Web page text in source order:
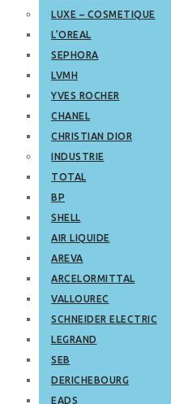
LUXE – COSMETIQUE
L’OREAL
SEPHORA
LVMH
YVES ROCHER
CHANEL
CHRISTIAN DIOR
INDUSTRIE
TOTAL
BP
SHELL
AIR LIQUIDE
AREVA
ARCELORMITTAL
VALLOUREC
SCHNEIDER ELECTRIC
LEGRAND
SEB
DERICHEBOURG
EADS